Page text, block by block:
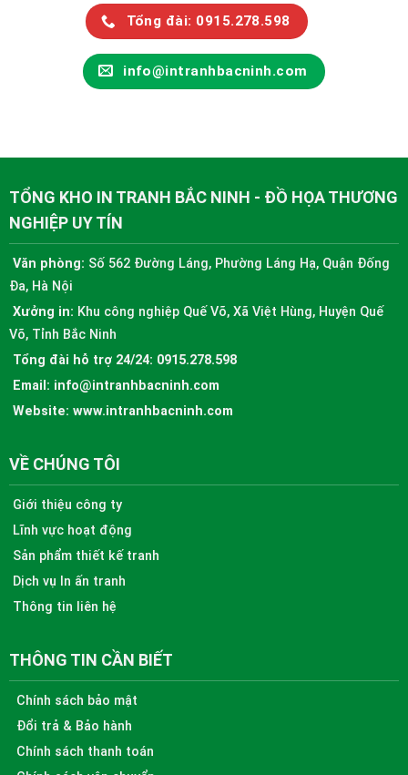
Tổng đài: 0915.278.598
info@intranhbacninh.com
TỔNG KHO IN TRANH BẮC NINH - ĐỒ HỌA THƯƠNG
NGHIỆP UY TÍN
Văn phòng: Số 562 Đường Láng, Phường Láng Hạ, Quận Đống
Đa, Hà Nội
Xưởng in: Khu công nghiệp Quế Võ, Xã Việt Hùng, Huyện Quế
Võ, Tỉnh Bắc Ninh
Tổng đài hỗ trợ 24/24: 0915.278.598
Email: info@intranhbacninh.com
Website: www.intranhbacninh.com
VỀ CHÚNG TÔI
Giới thiệu công ty
Lĩnh vực hoạt động
Sản phẩm thiết kế tranh
Dịch vụ In ấn tranh
Thông tin liên hệ
THÔNG TIN CẦN BIẾT
Chính sách bảo mật
Đổi trả & Bảo hành
Chính sách thanh toán